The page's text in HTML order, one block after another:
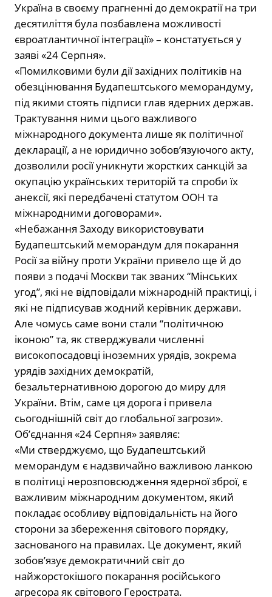
Україна в своєму прагненні до демократії на три
десятиліття була позбавлена можливості
євроатлантичної інтеграції» – констатується у
заяві «24 Серпня».
«Помилковими були дії західних політиків на
обезцінювання Будапештського меморандуму,
під якими стоять підписи глав ядерних держав.
Трактування ними цього важливого
міжнародного документа лише як політичної
декларації, а не юридично зобов’язуючого акту,
дозволили росії уникнути жорстких санкцій за
окупацію українських територій та спроби їх
анексії, які передбачені статутом ООН та
міжнародними договорами».
«Небажання Заходу використовувати
Будапештський меморандум для покарання
Росії за війну проти України привело ще й до
появи з подачі Москви так званих “Мінських
угод”, які не відповідали міжнародній практиці, і
які не підписував жодний керівник держави.
Але чомусь саме вони стали “політичною
іконою” та, як стверджували численні
високопосадовці іноземних урядів, зокрема
урядів західних демократій,
безальтернативною дорогою до миру для
України. Втім, саме ця дорога і привела
сьогоднішній світ до глобальної загрози».
Об’єднання «24 Серпня» заявляє:
«Ми стверджуємо, що Будапештський
меморандум є надзвичайно важливою ланкою
в політиці нерозповсюдження ядерної зброї, є
важливим міжнародним документом, який
покладає особливу відповідальність на його
сторони за збереження світового порядку,
заснованого на правилах. Це документ, який
зобов’язує демократичний світ до
найжорстокішого покарання російського
агресора як світового Герострата.